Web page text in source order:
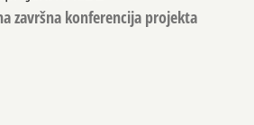
završna konferencija projekta